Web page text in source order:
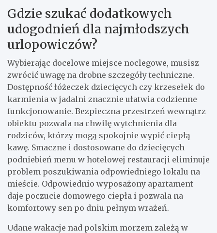
Gdzie szukać dodatkowych
udogodnień dla najmłodszych
urlopowiczów?
Wybierając docelowe miejsce noclegowe, musisz
zwrócić uwagę na drobne szczegóły techniczne.
Dostępność łóżeczek dziecięcych czy krzesełek do
karmienia w jadalni znacznie ułatwia codzienne
funkcjonowanie. Bezpieczna przestrzeń wewnątrz
obiektu pozwala na chwilę wytchnienia dla
rodziców, którzy mogą spokojnie wypić ciepłą
kawę. Smaczne i dostosowane do dziecięcych
podniebień menu w hotelowej restauracji eliminuje
problem poszukiwania odpowiedniego lokalu na
mieście. Odpowiednio wyposażony apartament
daje poczucie domowego ciepła i pozwala na
komfortowy sen po dniu pełnym wrażeń.
Udane wakacje nad polskim morzem zależą w